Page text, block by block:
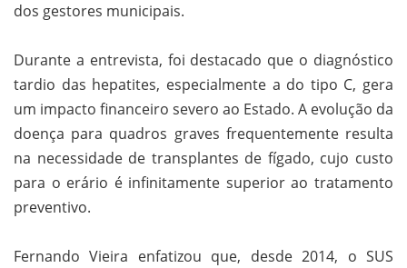
dos gestores municipais.
Durante a entrevista, foi destacado que o diagnóstico
tardio das hepatites, especialmente a do tipo C, gera
um impacto financeiro severo ao Estado. A evolução da
doença para quadros graves frequentemente resulta
na necessidade de transplantes de fígado, cujo custo
para o erário é infinitamente superior ao tratamento
preventivo.
Fernando Vieira enfatizou que, desde 2014, o SUS